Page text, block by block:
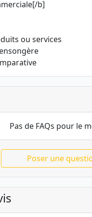
b]
ou services
Pas de FAQs pour le
Poser une